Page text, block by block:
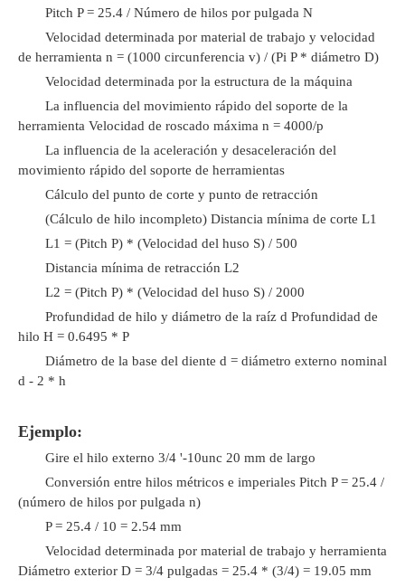
Pitch P = 25.4 / Número de hilos por pulgada N
Velocidad determinada por material de trabajo y velocidad
de herramienta n = (1000 circunferencia v) / (Pi P * diámetro D)
Velocidad determinada por la estructura de la máquina
La influencia del movimiento rápido del soporte de la
herramienta Velocidad de roscado máxima n = 4000/p
La influencia de la aceleración y desaceleración del
movimiento rápido del soporte de herramientas
Cálculo del punto de corte y punto de retracción
(Cálculo de hilo incompleto) Distancia mínima de corte L1
L1 = (Pitch P) * (Velocidad del huso S) / 500
Distancia mínima de retracción L2
L2 = (Pitch P) * (Velocidad del huso S) / 2000
Profundidad de hilo y diámetro de la raíz d Profundidad de
hilo H = 0.6495 * P
Diámetro de la base del diente d = diámetro externo nominal
d - 2 * h
Ejemplo:
Gire el hilo externo 3/4 '-10unc 20 mm de largo
Conversión entre hilos métricos e imperiales Pitch P = 25.4 /
(número de hilos por pulgada n)
P = 25.4 / 10 = 2.54 mm
Velocidad determinada por material de trabajo y herramienta
Diámetro exterior D = 3/4 pulgadas = 25.4 * (3/4) = 19.05 mm